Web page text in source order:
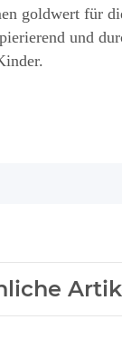
goldwert für
und